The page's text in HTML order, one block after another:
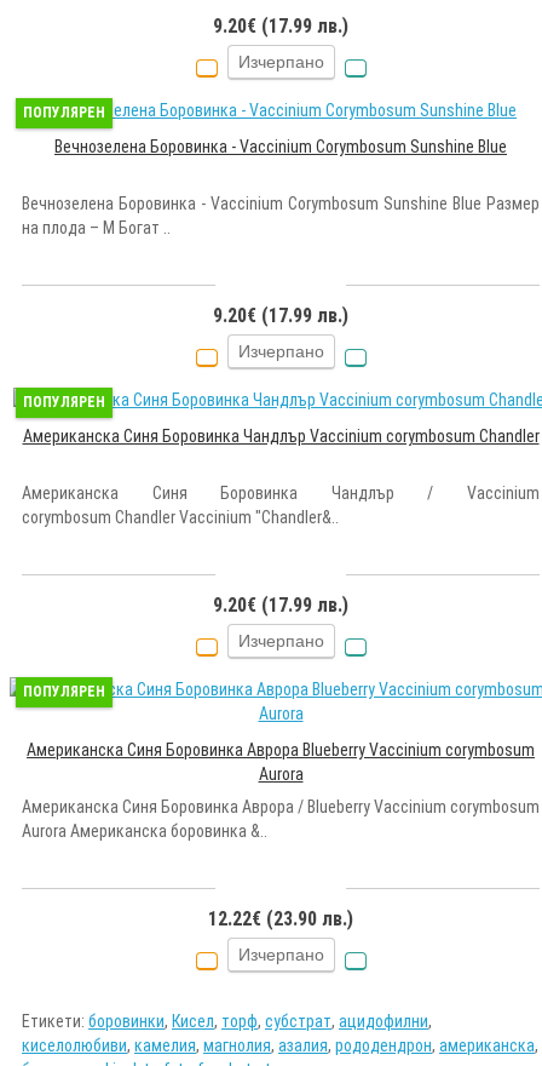
9.20€ (17.99 лв.)
Изчерпано
ПОПУЛЯРЕН
Вечнозелена Боровинка - Vaccinium Corymbosum Sunshine Blue
Вечнозелена Боровинка - Vaccinium Corymbosum Sunshine Blue Размер
на плода – M Богат ..
9.20€ (17.99 лв.)
Изчерпано
ПОПУЛЯРЕН
Американска Синя Боровинка Чандлър Vaccinium corymbosum Chandler
Американска Синя Боровинка Чандлър / Vaccinium
corymbosum Chandler Vaccinium "Chandler&..
9.20€ (17.99 лв.)
Изчерпано
ПОПУЛЯРЕН
Американска Синя Боровинка Аврора Blueberry Vaccinium corymbosum
Aurora
Американска Синя Боровинка Аврора / Blueberry Vaccinium corymbosum
Aurora Американска боровинка &..
12.22€ (23.90 лв.)
Изчерпано
Етикети: боровинки, Кисел, торф, субстрат, ацидофилни,
киселолюбиви, камелия, магнолия, азалия, рододендрон, американска,